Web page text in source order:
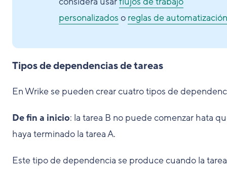
personalizados o reglas de automatización
Tipos de dependencias de tareas
En Wrike se pueden crear cuatro tipos de
De fin a inicio: la tarea B no puede comenzar hata
haya terminado la tarea A.
Este tipo de dependencia se produce cuando la tarea